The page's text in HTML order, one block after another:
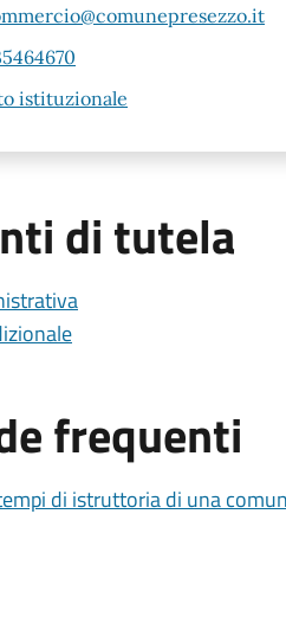
istituzionale
di tutela
frequenti
di istruttoria di una